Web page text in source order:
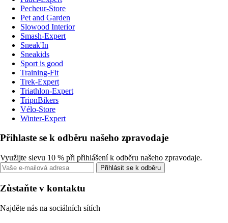
Pecheur-Store
Pet and Garden
Slowood Interior
Smash-Expert
Sneak'In
Sneakids
Sport is good
Training-Fit
Trek-Expert
Triathlon-Expert
TripnBikers
Vélo-Store
Winter-Expert
Přihlaste se k odběru našeho zpravodaje
Využijte slevu 10 % při přihlášení k odběru našeho zpravodaje.
Přihlásit se k odběru
Zůstaňte v kontaktu
Najděte nás na sociálních sítích